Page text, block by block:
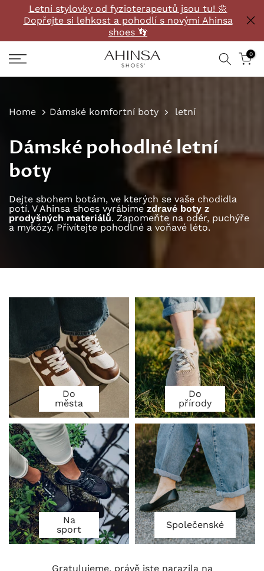
Přeskočit
Letní stylovky od fyzioterapeutů jsou tu! 🌼
Dopřejte si lehkost a pohodlí s novými Ahinsa
shoes 👣
0
Home Dámské komfortní boty letní
Dámské pohodlné letní
boty
Dejte sbohem botám, ve kterých se vaše chodidla
potí. V Ahinsa shoes vyrábíme zdravé boty z
prodyšných materiálů. Zapomeňte na odér, puchýře
a mykózy. Přivítejte pohodlné a voňavé léto.
Do
města
Do
přírody
Na
sport
Společenské
Gratulujeme, právě jste narazila na